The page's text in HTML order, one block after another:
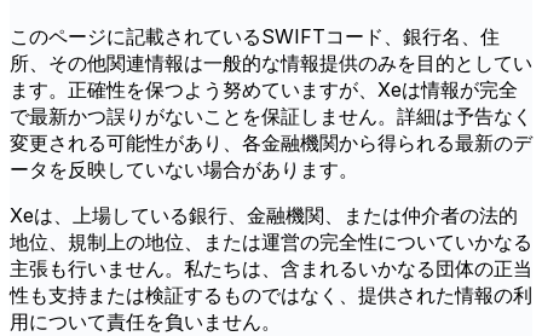
このページに記載されているSWIFTコード、銀行名、住
所、その他関連情報は一般的な情報提供のみを目的としてい
ます。正確性を保つよう努めていますが、Xeは情報が完全
で最新かつ誤りがないことを保証しません。詳細は予告なく
変更される可能性があり、各金融機関から得られる最新のデ
ータを反映していない場合があります。
Xeは、上場している銀行、金融機関、または仲介者の法的
地位、規制上の地位、または運営の完全性についていかなる
主張も行いません。私たちは、含まれるいかなる団体の正当
性も支持または検証するものではなく、提供された情報の利
用について責任を負いません。